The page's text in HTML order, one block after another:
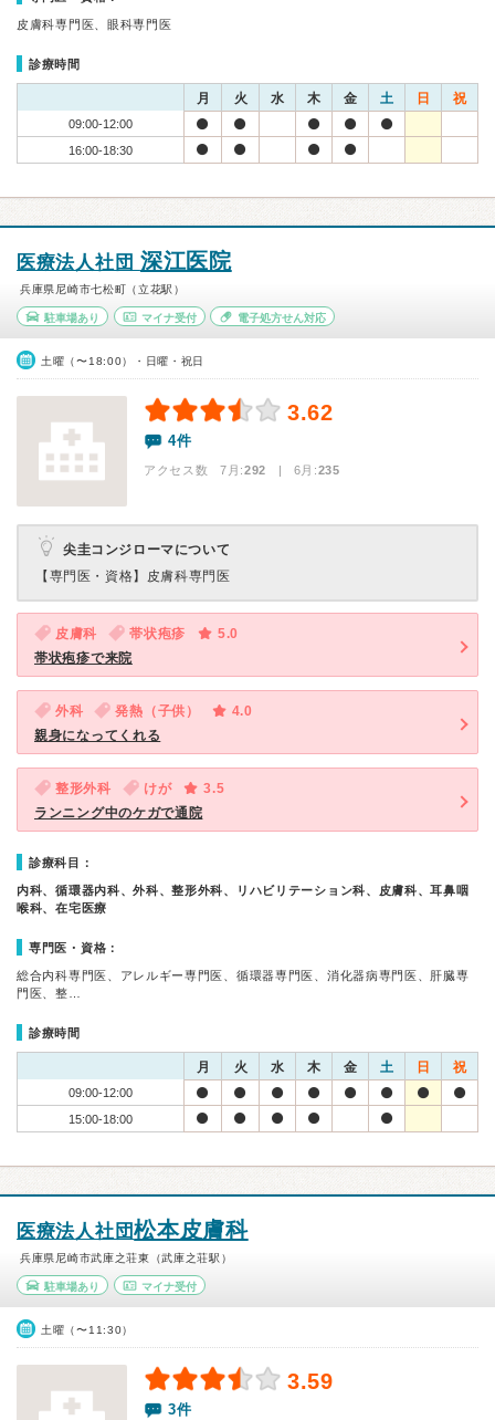
皮膚科専門医、眼科専門医
診療時間
月 火 水 木 金 土 日 祝
09:00-12:00
16:00-18:30
医療法人社団 深江医院
兵庫県尼崎市七松町（立花駅）
駐車場あり マイナ受付 電子処方せん対応
土曜（〜18:00）・日曜・祝日
3.62
4件
アクセス数 7月:292 | 6月:235
尖圭コンジローマについて
【専門医・資格】 皮膚科専門医
皮膚科 帯状疱疹
5.0
帯状疱疹で来院
外科 発熱（子供）
4.0
親身になってくれる
整形外科 けが
3.5
ランニング中のケガで通院
診療科目：
内科、循環器内科、外科、整形外科、リハビリテーション科、皮膚科、耳鼻咽
喉科、在宅医療
専門医・資格：
総合内科専門医、アレルギー専門医、循環器専門医、消化器病専門医、肝臓専
門医、整…
診療時間
月 火 水 木 金 土 日 祝
09:00-12:00
15:00-18:00
医療法人社団松本皮膚科
兵庫県尼崎市武庫之荘東（武庫之荘駅）
駐車場あり マイナ受付
土曜（〜11:30）
3.59
3件